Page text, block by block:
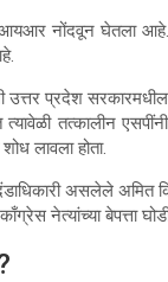
नोंदवून घेतला आहे.
उत्तर प्रदेश
तत्कालीन
लावला होता.
असलेले अमित
नेत्यांच्या बेपत्ता